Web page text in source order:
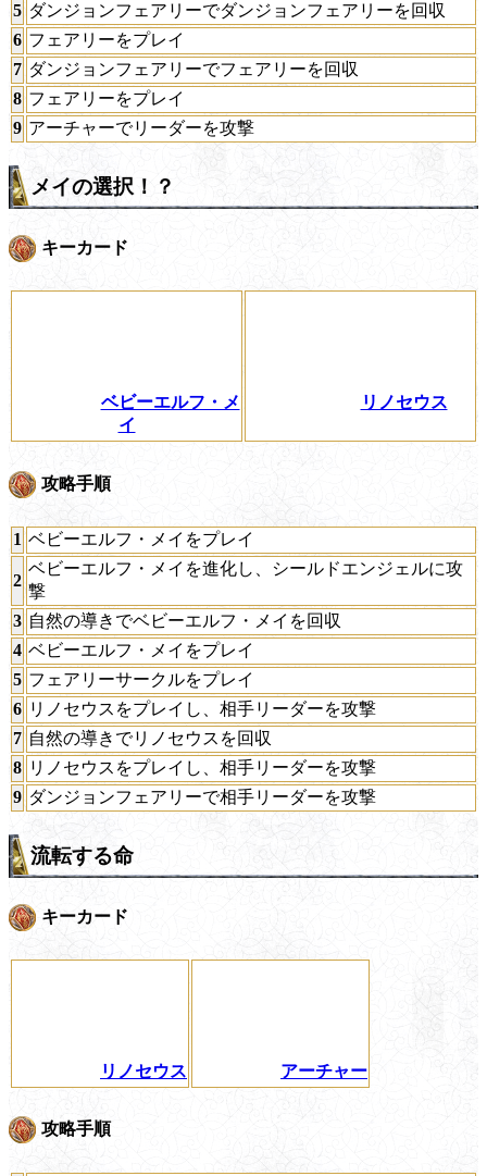
5 ダンジョンフェアリーでダンジョンフェアリーを回収
6 フェアリーをプレイ
7 ダンジョンフェアリーでフェアリーを回収
8 フェアリーをプレイ
9 アーチャーでリーダーを攻撃
メイの選択！？
キーカード
ベビーエルフ・メ
イ
リノセウス
攻略手順
1 ベビーエルフ・メイをプレイ
2
ベビーエルフ・メイを進化し、シールドエンジェルに攻
撃
3 自然の導きでベビーエルフ・メイを回収
4 ベビーエルフ・メイをプレイ
5 フェアリーサークルをプレイ
6 リノセウスをプレイし、相手リーダーを攻撃
7 自然の導きでリノセウスを回収
8 リノセウスをプレイし、相手リーダーを攻撃
9 ダンジョンフェアリーで相手リーダーを攻撃
流転する命
キーカード
リノセウス アーチャー
攻略手順